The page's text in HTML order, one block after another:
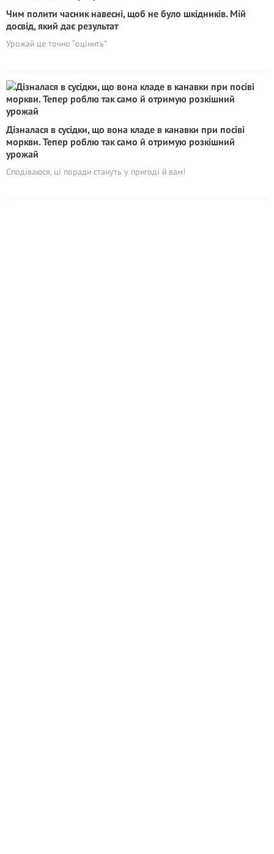
Чим полити часник навесні, щоб не було шкідників. Мій
досвід, який дає результат
Урожай це точно “оцінить”
Дізналася в сусідки, що вона кладе в канавки при посіві
моркви. Тепер роблю так само й отримую розкішний
урожай
Сподіваюся, ці поради стануть у пригоді й вам!